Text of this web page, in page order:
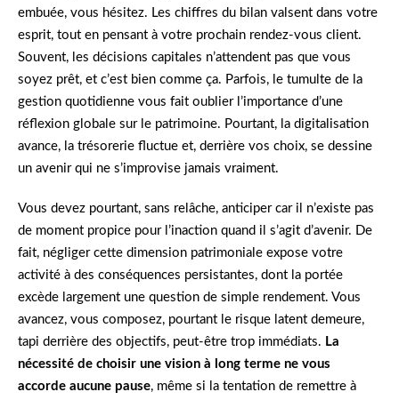
embuée, vous hésitez. Les chiffres du bilan valsent dans votre
esprit, tout en pensant à votre prochain rendez-vous client.
Souvent, les décisions capitales n’attendent pas que vous
soyez prêt, et c’est bien comme ça. Parfois, le tumulte de la
gestion quotidienne vous fait oublier l’importance d’une
réflexion globale sur le patrimoine. Pourtant, la digitalisation
avance, la trésorerie fluctue et, derrière vos choix, se dessine
un avenir qui ne s’improvise jamais vraiment.
Vous devez pourtant, sans relâche, anticiper car il n’existe pas
de moment propice pour l’inaction quand il s’agit d’avenir. De
fait, négliger cette dimension patrimoniale expose votre
activité à des conséquences persistantes, dont la portée
excède largement une question de simple rendement. Vous
avancez, vous composez, pourtant le risque latent demeure,
tapi derrière des objectifs, peut-être trop immédiats. La
nécessité de choisir une vision à long terme ne vous
accorde aucune pause, même si la tentation de remettre à